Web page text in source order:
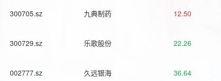
300705.sz 九典制药 12.50
300729.sz 乐歌股份 22.26
002777.sz 久远银海 36.64